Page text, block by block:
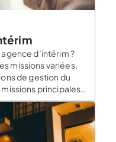
d’intérim ?
missions variées.
de gestion du
principales
et recruter les
; Mettre en relation
entreprises en